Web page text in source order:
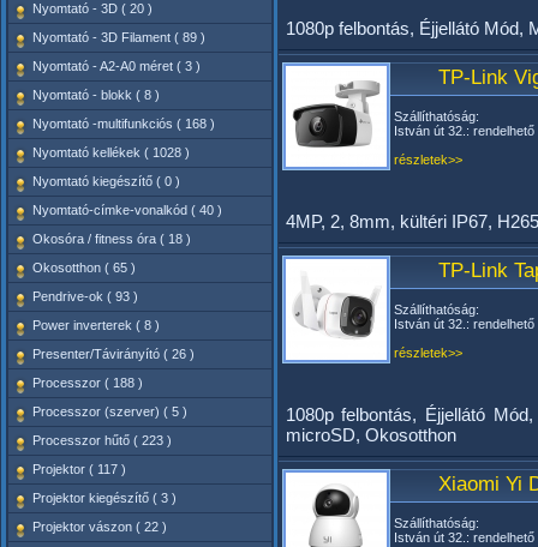
Nyomtató - 3D ( 20 )
Nyomtató - 3D Filament ( 89 )
Nyomtató - A2-A0 méret ( 3 )
Nyomtató - blokk ( 8 )
Nyomtató -multifunkciós ( 168 )
Nyomtató kellékek ( 1028 )
Nyomtató kiegészítő ( 0 )
Nyomtató-címke-vonalkód ( 40 )
Okosóra / fitness óra ( 18 )
Okosotthon ( 65 )
Pendrive-ok ( 93 )
Power inverterek ( 8 )
Presenter/Távirányító ( 26 )
Processzor ( 188 )
Processzor (szerver) ( 5 )
Processzor hűtő ( 223 )
Projektor ( 117 )
Projektor kiegészítő ( 3 )
Projektor vászon ( 22 )
1080p felbontás, Éjjellátó Mód,
TP-Link
Szállíthatóság:
István út 32.: rendelhető
részletek>>
4MP, 2, 8mm, kültéri IP67,
TP-Link
Szállíthatóság:
István út 32.: rendelhető
részletek>>
1080p felbontás, Éjjellátó
microSD, Okosotthon
Xiaomi Yi
Szállíthatóság:
István út 32.: rendelhető